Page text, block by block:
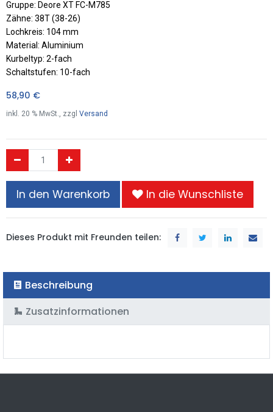
Gruppe: Deore XT FC-M785
Zähne: 38T (38-26)
Lochkreis: 104 mm
Material: Aluminium
Kurbeltyp: 2-fach
Schaltstufen: 10-fach
58,90 €
inkl. 20 % MwSt., zzgl Versand
In den Warenkorb In die Wunschliste
Dieses Produkt mit Freunden teilen:
Beschreibung
Zusatzinformationen